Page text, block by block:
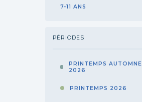
7-11 ANS
PÉRIODES
PRINTEMPS AUTOMNE
2026
PRINTEMPS 2026